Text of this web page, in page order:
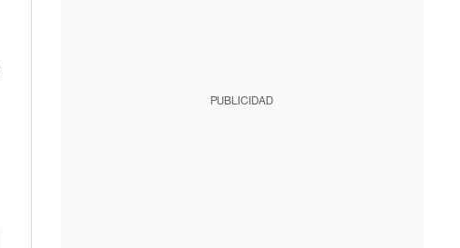
PUBLICIDAD